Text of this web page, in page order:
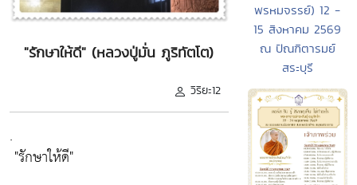
"รักษาให้ดี" (หลวงปู่มั่น ภูริทัตโต)
วิริยะ12
.
"รักษาให้ดี"
พรหมจรรย์) 12 -
15 สิงหาคม 2569
ณ ปัณฑิตารมย์
สระบุรี